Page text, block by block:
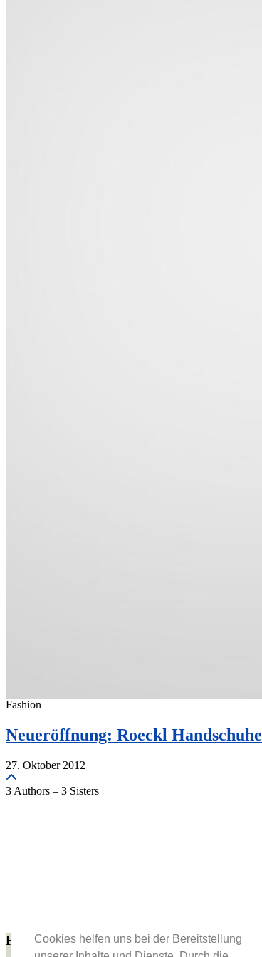
Cookies helfen uns bei der Bereitstellung
Fashion
Neueröffnung: Roeckl Handschuhe
27. Oktober 2012
3 Authors – 3 Sisters
Folge uns